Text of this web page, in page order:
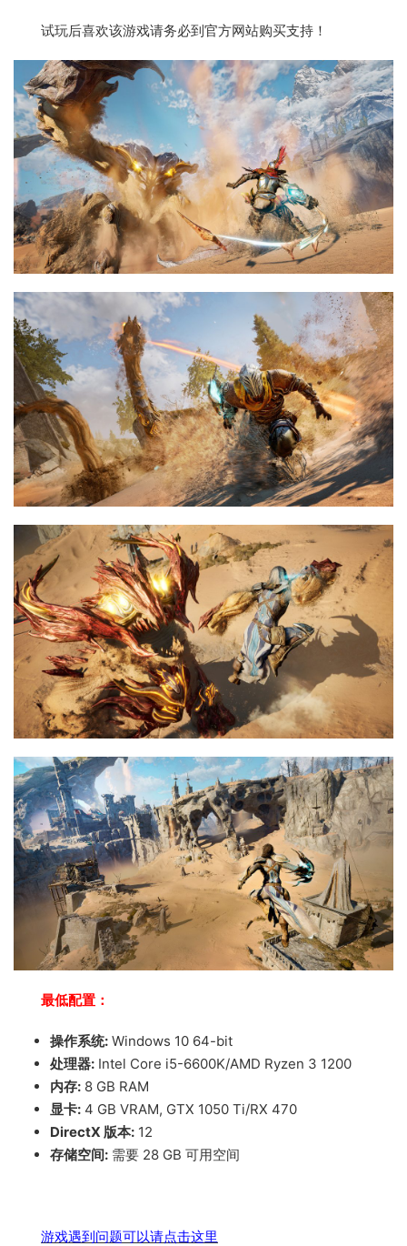
试玩后喜欢该游戏请务必到官方网站购买支持！
最低配置：
操作系统: Windows 10 64-bit
处理器: Intel Core i5-6600K/AMD Ryzen 3 1200
内存: 8 GB RAM
显卡: 4 GB VRAM, GTX 1050 Ti/RX 470
DirectX 版本: 12
存储空间: 需要 28 GB 可用空间
游戏遇到问题可以请点击这里